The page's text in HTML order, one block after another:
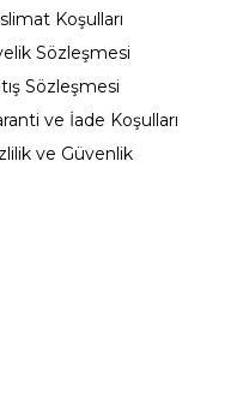
Koşulları
Sözleşmesi
Sözleşmesi
ve İade Koşulları
ve Güvenlik